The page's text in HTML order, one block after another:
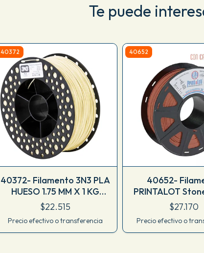
Te puede
40372
40372- Filamento 3N3 PLA
HUESO 1.75 MM X 1 KG
M80IHU175CJ
$22.515
Precio efectivo o transferencia
40652
40652-
PRINTALOT
1.75 MM X 1
$27.170
Precio efectivo o